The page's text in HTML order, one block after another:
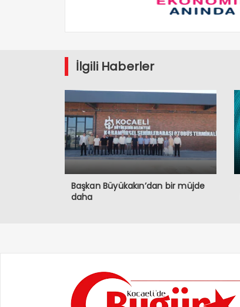
İlgili Haberler
Başkan Büyükakın’dan bir müjde
daha